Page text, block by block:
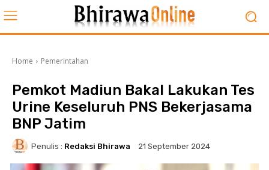
Home Pemerintahan
Pemkot Madiun Bakal Lakukan Tes
Urine Keseluruh PNS Bekerjasama
BNP Jatim
Penulis : Redaksi Bhirawa 21 September 2024